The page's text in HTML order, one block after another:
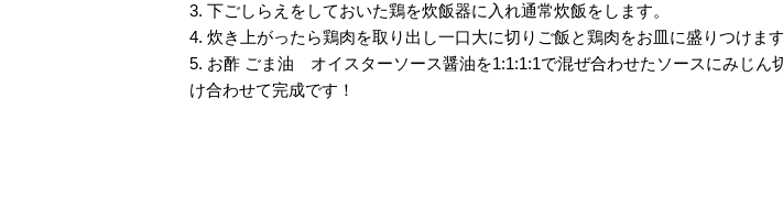
3. 下ごしらえをしておいた鶏を炊飯器に入れ通常炊飯をします。
4. 炊き上がったら鶏肉を取り出し一口大に切りご飯と鶏肉をお皿に盛りつけます
5. お酢 ごま油 オイスターソース醤油を1:1:1:1で混ぜ合わせたソースにみじん
け合わせて完成です！